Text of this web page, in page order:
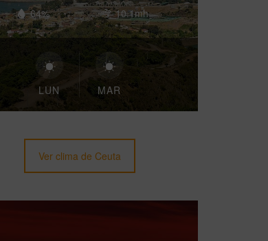
64% 10.1mh
LUN MAR
Ver clima de Ceuta